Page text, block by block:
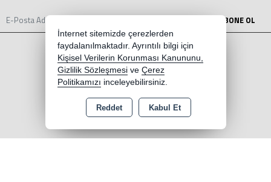
ABONE OL
İnternet sitemizde çerezlerden
faydalanılmaktadır. Ayrıntılı bilgi için
Kişisel Verilerin Korunması Kanununu,
Gizlilik Sözleşmesi ve Çerez
Politikamızı inceleyebilirsiniz.
Reddet Kabul Et